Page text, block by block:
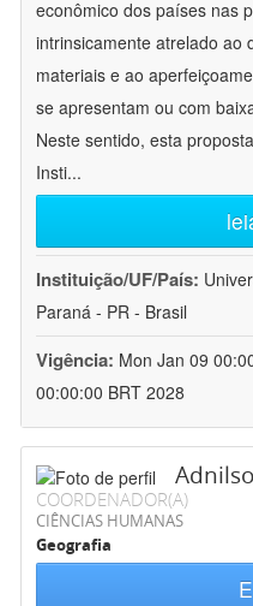
econômico dos países nas
intrinsicamente atrelado ao
materiais e ao
se apresentam ou com
Neste sentido, esta
Insti...
Instituição/UF/País:
Paraná - PR - Brasil
Vigência: Mon Jan 09
00:00:00 BRT 2028
COORDENADOR(A)
CIÊNCIAS HUMANAS
Geografia